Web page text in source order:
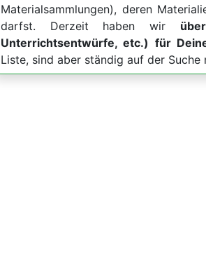
Materialsammlungen), deren
darfst. Derzeit haben wir
Unterrichtsentwürfe, etc.) für
Liste, sind aber ständig auf der Suche